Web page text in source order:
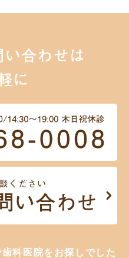
い合わせは
に
科医院をお探しでした